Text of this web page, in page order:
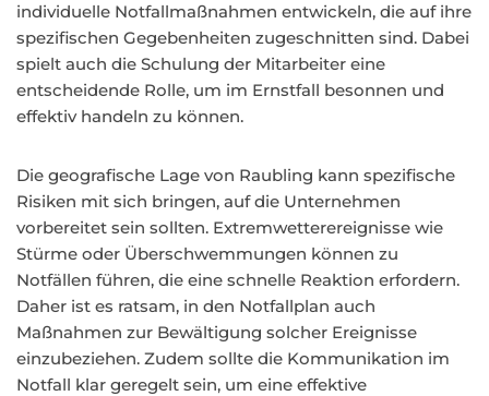
individuelle Notfallmaßnahmen entwickeln, die auf ihre
spezifischen Gegebenheiten zugeschnitten sind. Dabei
spielt auch die Schulung der Mitarbeiter eine
entscheidende Rolle, um im Ernstfall besonnen und
effektiv handeln zu können.
Die geografische Lage von Raubling kann spezifische
Risiken mit sich bringen, auf die Unternehmen
vorbereitet sein sollten. Extremwetterereignisse wie
Stürme oder Überschwemmungen können zu
Notfällen führen, die eine schnelle Reaktion erfordern.
Daher ist es ratsam, in den Notfallplan auch
Maßnahmen zur Bewältigung solcher Ereignisse
einzubeziehen. Zudem sollte die Kommunikation im
Notfall klar geregelt sein, um eine effektive